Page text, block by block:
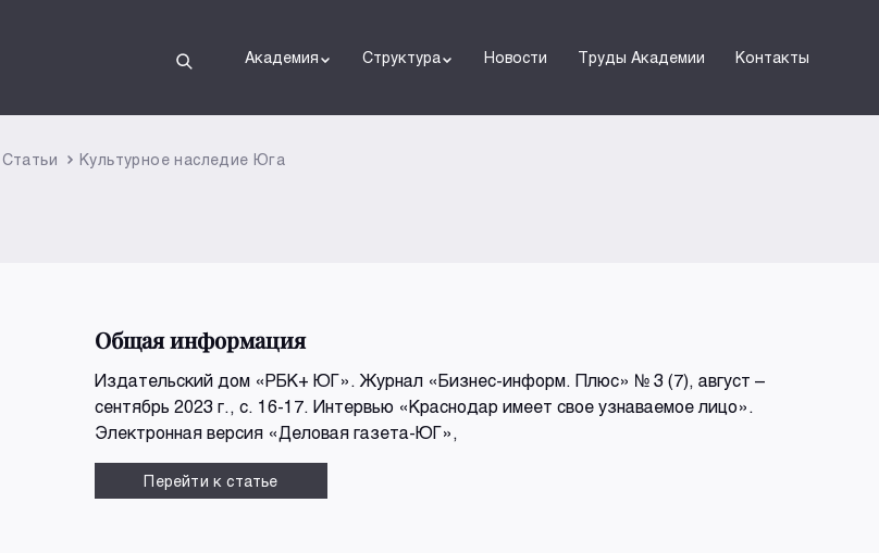
Академия Структура Новости Труды Академии Контакты
Статьи Культурное наследие Юга
Общая информация
Издательский дом «РБК+ ЮГ». Журнал «Бизнес-информ. Плюс» № 3 (7), август –
сентябрь 2023 г., с. 16-17. Интервью «Краснодар имеет свое узнаваемое лицо».
Электронная версия «Деловая газета-ЮГ»,
Перейти к статье